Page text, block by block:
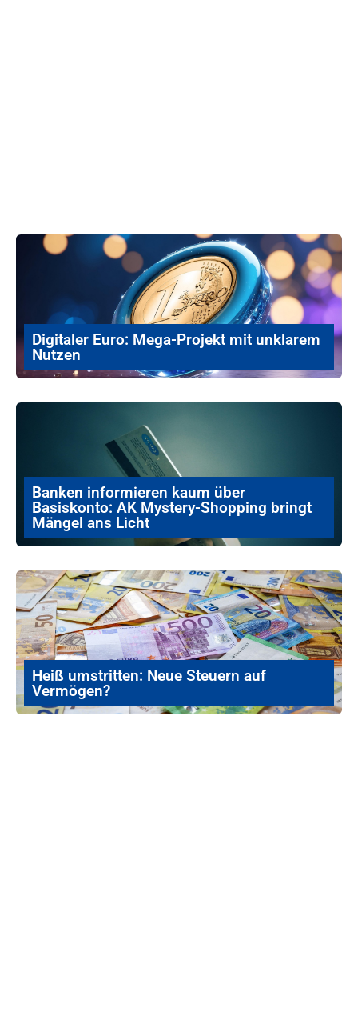
Digitaler Euro: Mega-Projekt mit unklarem
Nutzen
Banken informieren kaum über
Basiskonto: AK Mystery-Shopping bringt
Mängel ans Licht
Heiß umstritten: Neue Steuern auf
Vermögen?